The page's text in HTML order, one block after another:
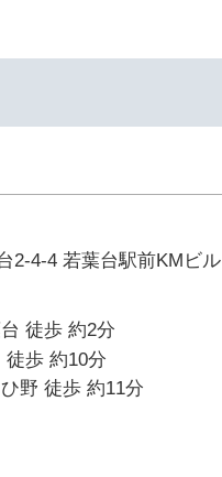
2-4-4 若葉台駅前KMビル
徒歩 約2分
歩 約10分
野 徒歩 約11分